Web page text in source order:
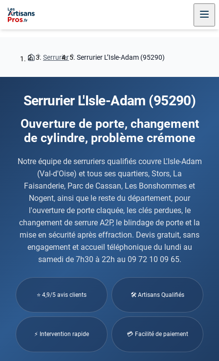
Serrurier Serrurier L’Isle-Adam (95290)
Serrurier L'Isle-Adam (95290)
Ouverture de porte, changement
de cylindre, problème crémone
Notre équipe de serruriers qualifiés couvre L'Isle-Adam
(Val-d'Oise) et tous ses quartiers, Stors, La
Faisanderie, Parc de Cassan, Les Bonshommes et
Nogent, ainsi que le reste du département, pour
l'ouverture de porte claquée, les clés perdues, le
changement de serrure A2P, le blindage de porte et la
mise en sécurité après effraction. Devis gratuit, sans
engagement et accueil téléphonique du lundi au
samedi de 7h30 à 22h au 09 72 10 09 65.
⭐ 4,9/5 avis clients 🛠 Artisans Qualifiés
⚡ Intervention rapide 💳 Facilité de paiement